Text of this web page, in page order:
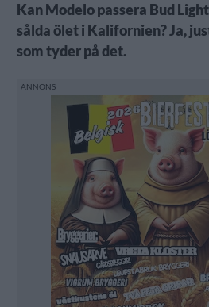
Kan Modelo passera Bud
sålda ölet i Kalifornien? Ja,
som tyder på det.